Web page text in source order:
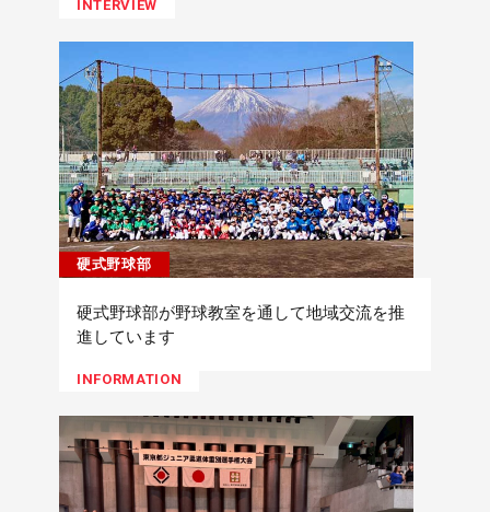
INTERVIEW
硬式野球部
硬式野球部が野球教室を通して地域交流を推
進しています
INFORMATION